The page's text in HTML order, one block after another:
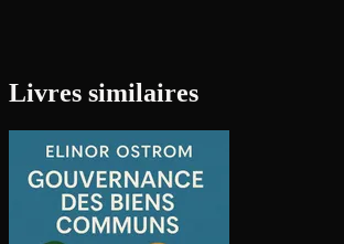
Livres similaires